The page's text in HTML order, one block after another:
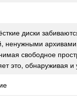
диски
ненужными
свободное
это, обнаруживая